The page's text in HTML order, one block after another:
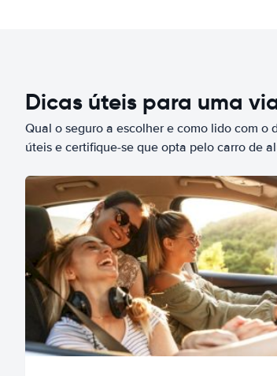
Dicas úteis para uma
Qual o seguro a escolher e como lido com o
úteis e certifique-se que opta pelo carro de